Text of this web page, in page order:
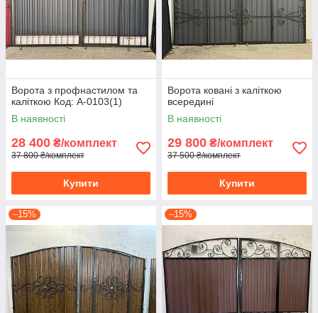
Ворота з профнастилом та
каліткою Код: А-0103(1)
В наявності
28 400 ₴/комплект
37 800 ₴/комплект
Купити
Ворота ковані з каліткою
всередині
В наявності
29 800 ₴/комплект
37 500 ₴/комплект
Купити
–15% –15%